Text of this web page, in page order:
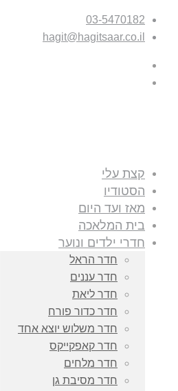
03-5470182
hagit@hagitsaar.co.il
קצת עלי
הסטודיו
מאז ועד היום
בית המלאכה
חדרי ילדים ונוער
חדר הראל
חדר עננים
חדר ליאת
חדר כדור פורח
חדר משלוש יוצא אחד
חדר קאפקייקס
חדר מלחים
חדר מסיבת גן